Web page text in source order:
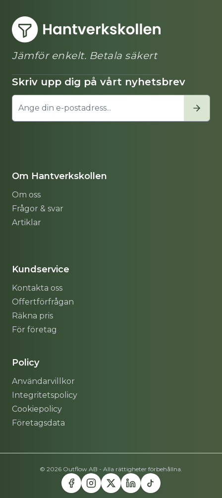
Jämför enkelt. Betala säkert
Skriv upp dig på vårt nyhetsbrev
Om Hantverkskollen
Om oss
Frågor & svar
Artiklar
Kundservice
Kontakta oss
Offertförfrågan
Räkna pris
För företag
Policy
Användarvillkor
Integritetspolicy
Cookiepolicy
Företagsdata
© 2026 Outflow AB - Alla rättigheter förbehållna.